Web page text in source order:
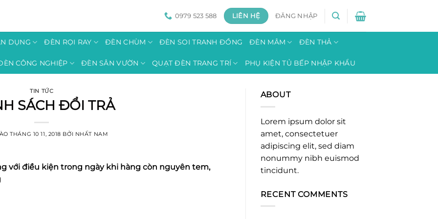
0979 523 588 LIÊN HỆ ĐĂNG NHẬP
DỤNG ĐÈN RỌI RAY ĐÈN CHÙM ĐÈN SOI TRANH ĐỒNG ĐÈN MÂM ĐÈN THẢ
CÔNG NGHIỆP ĐÈN SÂN VƯỜN QUẠT ĐÈN TRANG TRÍ PHỤ KIỆN TỦ BẾP NHẬP KHẨU
TIN TỨC
SÁCH ĐỔI TRẢ
THÁNG 10 11, 2018 BỞI NHẤT NAM
với điều kiện trong ngày khi hàng còn nguyên tem,
ABOUT
Lorem ipsum dolor sit
amet, consectetuer
adipiscing elit, sed diam
nonummy nibh euismod
tincidunt.
RECENT COMMENTS